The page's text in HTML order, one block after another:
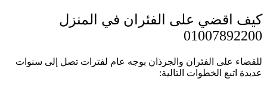
كيف اقضي على الفئران في المنزل
01007892200
للقضاء على الفئران والجرذان بوجه عام لفترات تصل إلى سنوات
عديدة اتبع الخطوات التالية: